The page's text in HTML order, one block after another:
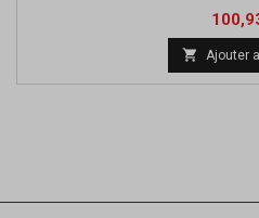
Prix
 Ajouter